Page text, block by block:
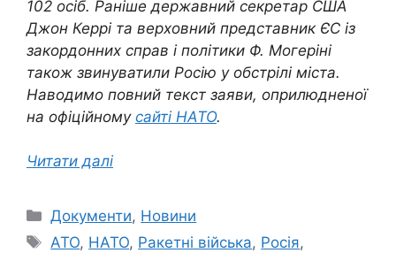
102 осіб. Раніше державний секретар США
Джон Керрі та верховний представник ЄС із
закордонних справ і політики Ф. Могеріні
також звинуватили Росію у обстрілі міста.
Наводимо повний текст заяви, оприлюдненої
на офіційному сайті НАТО.
Читати далі
Категорії
Документи, Новини
Позначки
АТО, НАТО, Ракетні війська, Росія,